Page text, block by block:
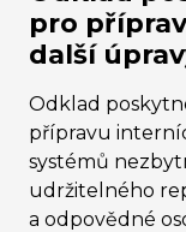
pro
další
Odklad
přípravu
systémů
udržitelného
a odpovědné